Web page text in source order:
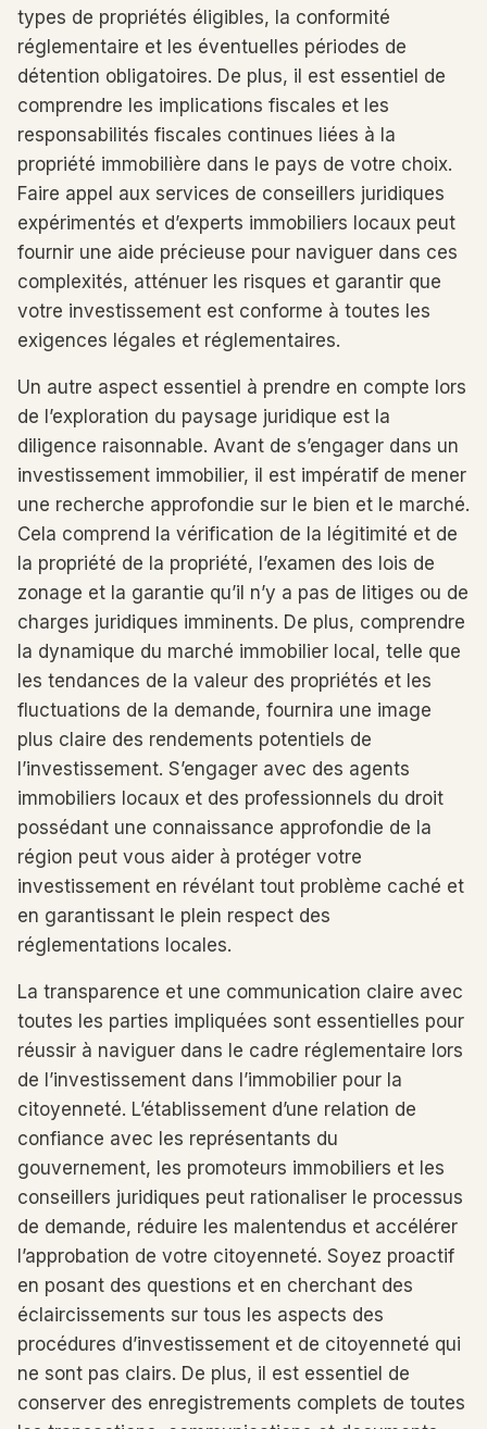
types de propriétés éligibles, la conformité
réglementaire et les éventuelles périodes de
détention obligatoires. De plus, il est essentiel de
comprendre les implications fiscales et les
responsabilités fiscales continues liées à la
propriété immobilière dans le pays de votre choix.
Faire appel aux services de conseillers juridiques
expérimentés et d’experts immobiliers locaux peut
fournir une aide précieuse pour naviguer dans ces
complexités, atténuer les risques et garantir que
votre investissement est conforme à toutes les
exigences légales et réglementaires.
Un autre aspect essentiel à prendre en compte lors
de l’exploration du paysage juridique est la
diligence raisonnable. Avant de s’engager dans un
investissement immobilier, il est impératif de mener
une recherche approfondie sur le bien et le marché.
Cela comprend la vérification de la légitimité et de
la propriété de la propriété, l’examen des lois de
zonage et la garantie qu’il n’y a pas de litiges ou de
charges juridiques imminents. De plus, comprendre
la dynamique du marché immobilier local, telle que
les tendances de la valeur des propriétés et les
fluctuations de la demande, fournira une image
plus claire des rendements potentiels de
l’investissement. S’engager avec des agents
immobiliers locaux et des professionnels du droit
possédant une connaissance approfondie de la
région peut vous aider à protéger votre
investissement en révélant tout problème caché et
en garantissant le plein respect des
réglementations locales.
La transparence et une communication claire avec
toutes les parties impliquées sont essentielles pour
réussir à naviguer dans le cadre réglementaire lors
de l’investissement dans l’immobilier pour la
citoyenneté. L’établissement d’une relation de
confiance avec les représentants du
gouvernement, les promoteurs immobiliers et les
conseillers juridiques peut rationaliser le processus
de demande, réduire les malentendus et accélérer
l’approbation de votre citoyenneté. Soyez proactif
en posant des questions et en cherchant des
éclaircissements sur tous les aspects des
procédures d’investissement et de citoyenneté qui
ne sont pas clairs. De plus, il est essentiel de
conserver des enregistrements complets de toutes